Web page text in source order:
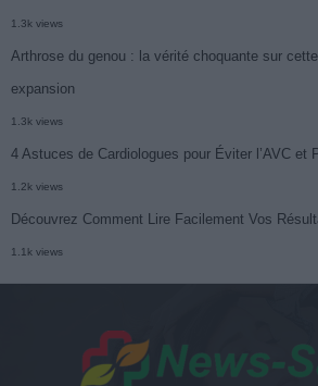
1.3k views
Arthrose du genou : la vérité choquante sur
expansion
1.3k views
4 Astuces de Cardiologues pour Éviter l’AVC et
1.2k views
Découvrez Comment Lire Facilement Vos
1.1k views